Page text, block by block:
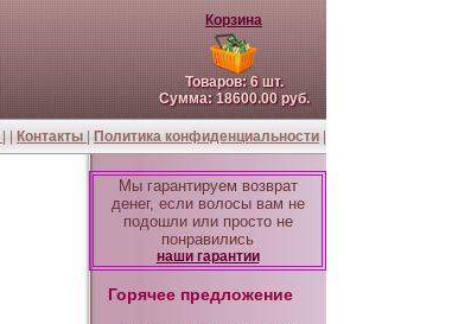
Корзина
Товаров:6шт.
Сумма:18600.00руб.
Контакты Политика конфиденциальности
Мы гарантируем возврат
денег, если волосы вам не
подошли или просто не
понравились
наши гарантии
Горячее предложение